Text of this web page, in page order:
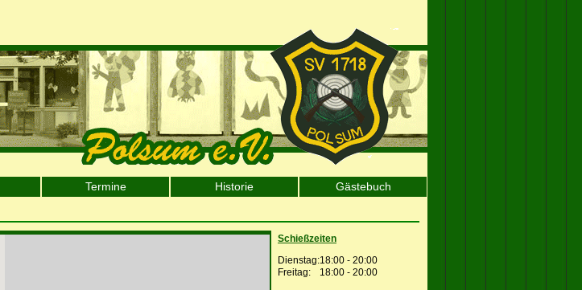
Termine Historie Gästebuch
Schießzeiten
Dienstag:18:00 - 20:00
Freitag:
18:00 - 20:00